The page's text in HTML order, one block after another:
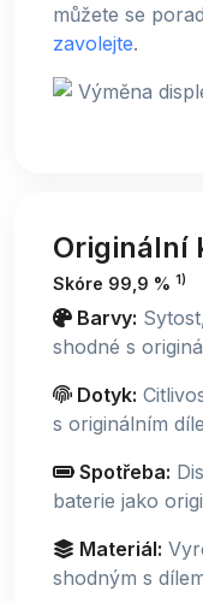
můžete se
zavolejte.
Originální
Skóre 99,9 % 1)
Barvy:
shodné s
Dotyk:
s originálním
Spotřeba:
baterie jako
Materiál:
shodným s